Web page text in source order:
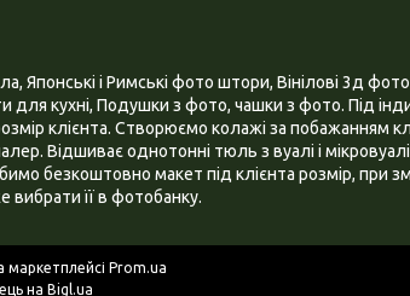
і Римські фото штори, Вінілові 3д
кухні, Подушки з фото, чашки з фото. Під
клієнта. Створюємо колажі за побажанням
Відшиває однотонні тюль з вуалі і
безкоштовно макет під клієнта розмір, при
вибрати її в фотобанку.
маркетплейсі Prom.ua
на Bigl.ua